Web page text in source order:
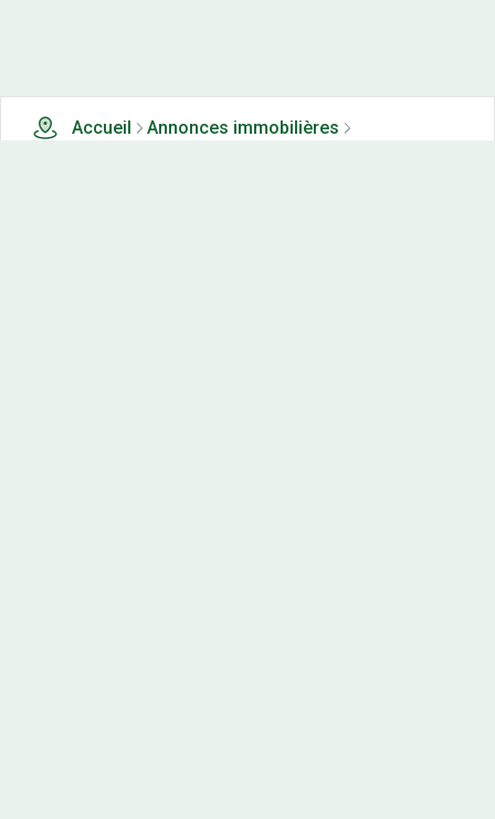
Accueil
Annonces immobilières